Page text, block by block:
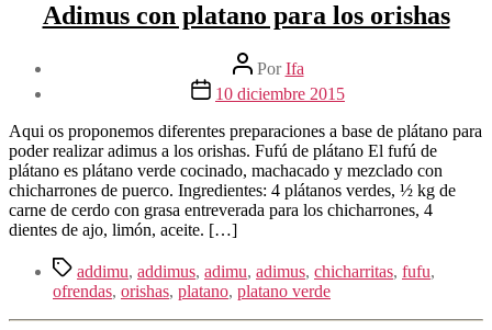
Adimus con platano para los orishas
Autor
de
la
PorIfa
Fecha
la
entrada
10 diciembre 2015
Aqui os proponemos diferentes preparaciones a base de plátano para
poder realizar adimus a los orishas. Fufú de plátano El fufú de
plátano es plátano verde cocinado, machacado y mezclado con
chicharrones de puerco. Ingredientes: 4 plátanos verdes, ½ kg de
carne de cerdo con grasa entreverada para los chicharrones, 4
dientes de ajo, limón, aceite. […]
Etiquetas
addimu, addimus, adimu, adimus, chicharritas, fufu,
ofrendas, orishas, platano, platano verde